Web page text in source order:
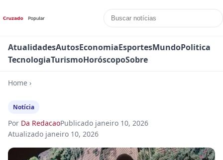
AtualidadesAutosEconomiaEsportesMundoPolitica
TecnologiaTurismoHoróscopoSobre
Home ›
Notícia
Por Da RedacaoPublicado janeiro 10, 2026
Atualizado janeiro 10, 2026